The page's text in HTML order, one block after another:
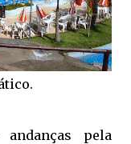
pela